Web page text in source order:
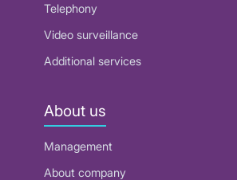
Telephony
Video surveillance
Additional services
About us
Management
About company